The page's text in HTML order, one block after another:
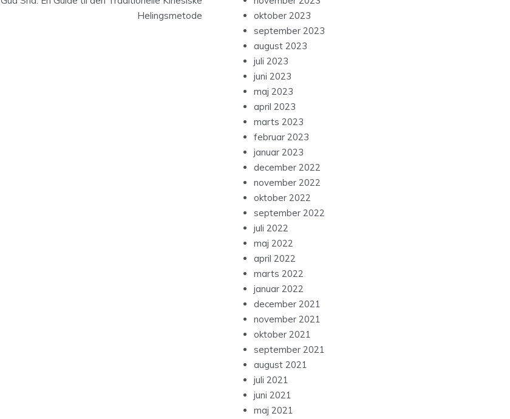
Helingsmetode
oktober 2023
september 2023
august 2023
juli 2023
juni 2023
maj 2023
april 2023
marts 2023
februar 2023
januar 2023
december 2022
november 2022
oktober 2022
september 2022
juli 2022
maj 2022
april 2022
marts 2022
januar 2022
december 2021
november 2021
oktober 2021
september 2021
august 2021
juli 2021
juni 2021
maj 2021